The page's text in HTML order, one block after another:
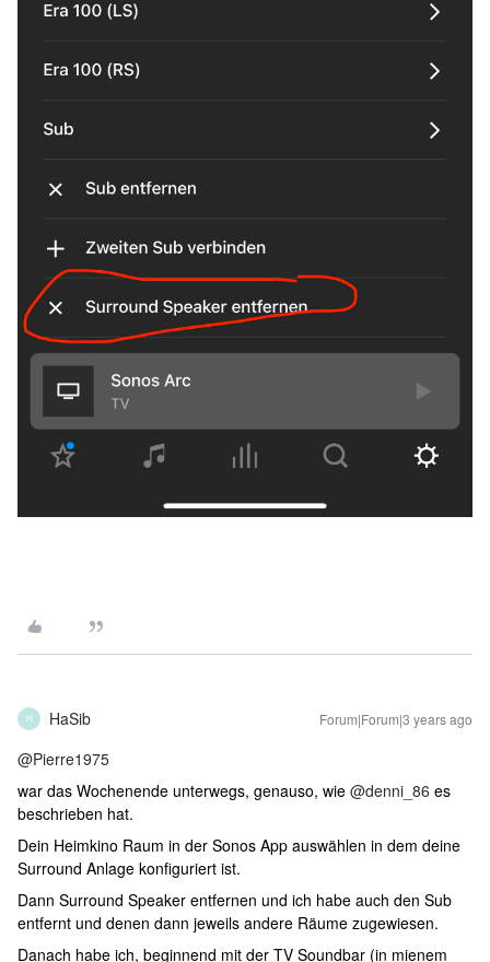
H HaSib Forum|Forum|3 years ago
@Pierre1975
war das Wochenende unterwegs, genauso, wie @denni_86 es
beschrieben hat.
Dein Heimkino Raum in der Sonos App auswählen in dem deine
Surround Anlage konfiguriert ist.
Dann Surround Speaker entfernen und ich habe auch den Sub
entfernt und denen dann jeweils andere Räume zugewiesen.
Danach habe ich, beginnend mit der TV Soundbar (in mienem